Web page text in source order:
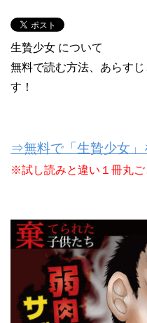
生贄少女 について
無料で読む方法、あらす
す！
⇒無料で「生贄少女」
※試し読みと違い１冊丸ご